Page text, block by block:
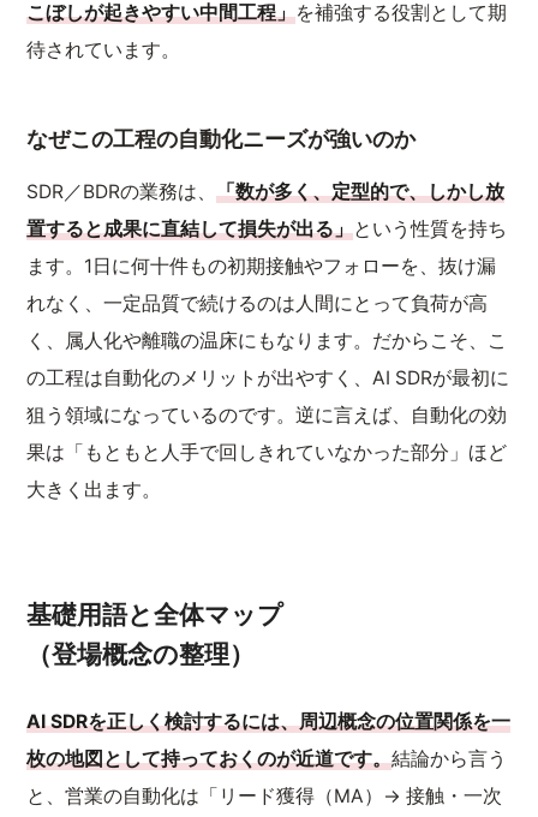
こぼしが起きやすい中間工程」を補強する役割として期
待されています。
なぜこの工程の自動化ニーズが強いのか
SDR／BDRの業務は、「数が多く、定型的で、しかし放
置すると成果に直結して損失が出る」という性質を持ち
ます。1日に何十件もの初期接触やフォローを、抜け漏
れなく、一定品質で続けるのは人間にとって負荷が高
く、属人化や離職の温床にもなります。だからこそ、こ
の工程は自動化のメリットが出やすく、AI SDRが最初に
狙う領域になっているのです。逆に言えば、自動化の効
果は「もともと人手で回しきれていなかった部分」ほど
大きく出ます。
基礎用語と全体マップ
（登場概念の整理）
AI SDRを正しく検討するには、周辺概念の位置関係を一
枚の地図として持っておくのが近道です。結論から言う
と、営業の自動化は「リード獲得（MA）→ 接触・一次